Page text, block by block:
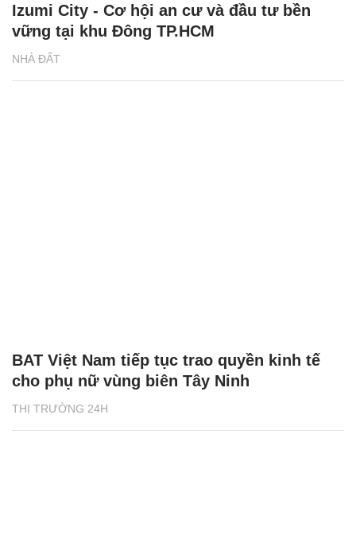
NHÀ ĐẤT
Izumi City - Cơ hội an cư và đầu tư bền
vững tại khu Đông TP.HCM
THỊ TRƯỜNG 24H
BAT Việt Nam tiếp tục trao quyền kinh tế
cho phụ nữ vùng biên Tây Ninh